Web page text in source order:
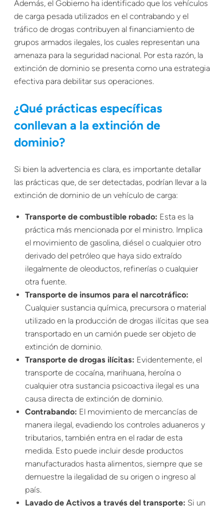
Además, el Gobierno ha identificado que los vehículos
de carga pesada utilizados en el contrabando y el
tráfico de drogas contribuyen al financiamiento de
grupos armados ilegales, los cuales representan una
amenaza para la seguridad nacional. Por esta razón, la
extinción de dominio se presenta como una estrategia
efectiva para debilitar sus operaciones.
¿Qué prácticas específicas
conllevan a la extinción de
dominio?
Si bien la advertencia es clara, es importante detallar
las prácticas que, de ser detectadas, podrían llevar a la
extinción de dominio de un vehículo de carga:
Transporte de combustible robado: Esta es la
práctica más mencionada por el ministro. Implica
el movimiento de gasolina, diésel o cualquier otro
derivado del petróleo que haya sido extraído
ilegalmente de oleoductos, refinerías o cualquier
otra fuente.
Transporte de insumos para el narcotráfico:
Cualquier sustancia química, precursora o material
utilizado en la producción de drogas ilícitas que sea
transportado en un camión puede ser objeto de
extinción de dominio.
Transporte de drogas ilícitas: Evidentemente, el
transporte de cocaína, marihuana, heroína o
cualquier otra sustancia psicoactiva ilegal es una
causa directa de extinción de dominio.
Contrabando: El movimiento de mercancías de
manera ilegal, evadiendo los controles aduaneros y
tributarios, también entra en el radar de esta
medida. Esto puede incluir desde productos
manufacturados hasta alimentos, siempre que se
demuestre la ilegalidad de su origen o ingreso al
país.
Lavado de Activos a través del transporte: Si un